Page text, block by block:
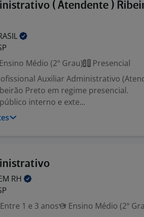
( Atendente )
Ensino Médio (2º Grau)
Presencial
Auxiliar Administrativo
Preto em regime presencial.
interno e exte...
RH
Entre 1 e 3 anos
Ensino Médio (2º